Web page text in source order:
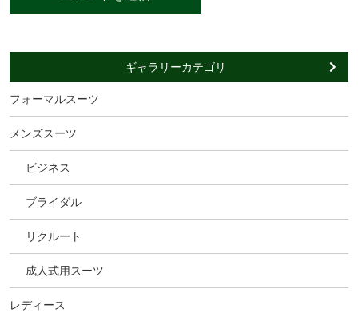
ギャラリーカテゴリ
フォーマルスーツ
メンズスーツ
ビジネス
ブライダル
リクルート
成人式用スーツ
レディース